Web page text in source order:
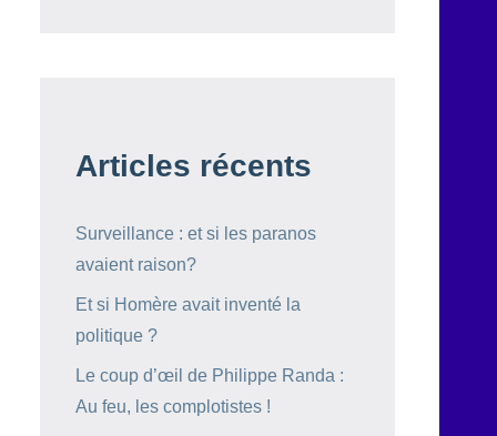
Articles récents
Surveillance : et si les paranos
avaient raison?
Et si Homère avait inventé la
politique ?
Le coup d’œil de Philippe Randa :
Au feu, les complotistes !